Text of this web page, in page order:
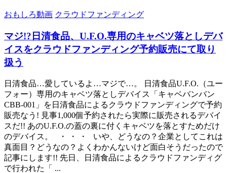
おもしろ動画 クラウドファンディング
マジ!?日清食品、U.F.O.専用のキャベツ落としデバ
イスをクラウドファンディング予約販売にて取り
扱う
日清食品…愛しているよ…マジで…。 日清食品U.F.O.（ユー
フォー）専用のキャベツ落としデバイス「キャベバンバン
CBB-001」を日清食品によるクラウドファンディングで予約
販売なう! 見事1,000個予約されたら実際に販売されるデバイ
スだ!! あのU.F.O.の蓋の裏に付くキャベツを落とすためだけ
のデバイス。 ・ ・ ・ いや、どうなの？企業としてこれは
真面目？どうなの？よくわかんないけど面白そうだったので
記事にします!! 先日、日清食品によるクラウドファンディグ
で行われた「 ...